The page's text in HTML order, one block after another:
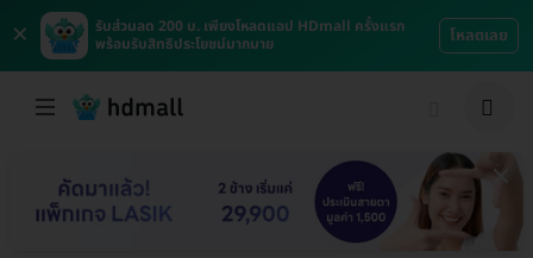
×
รับส่วนลด 200 บ. เพียงโหลดแอป HDmall ครั้งแรก
พร้อมรับสิทธิประโยชน์มากมาย
โหลดเลย